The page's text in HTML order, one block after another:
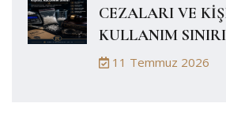
CEZALARI VE
KULLANIM SINIRI
11 Temmuz 2026